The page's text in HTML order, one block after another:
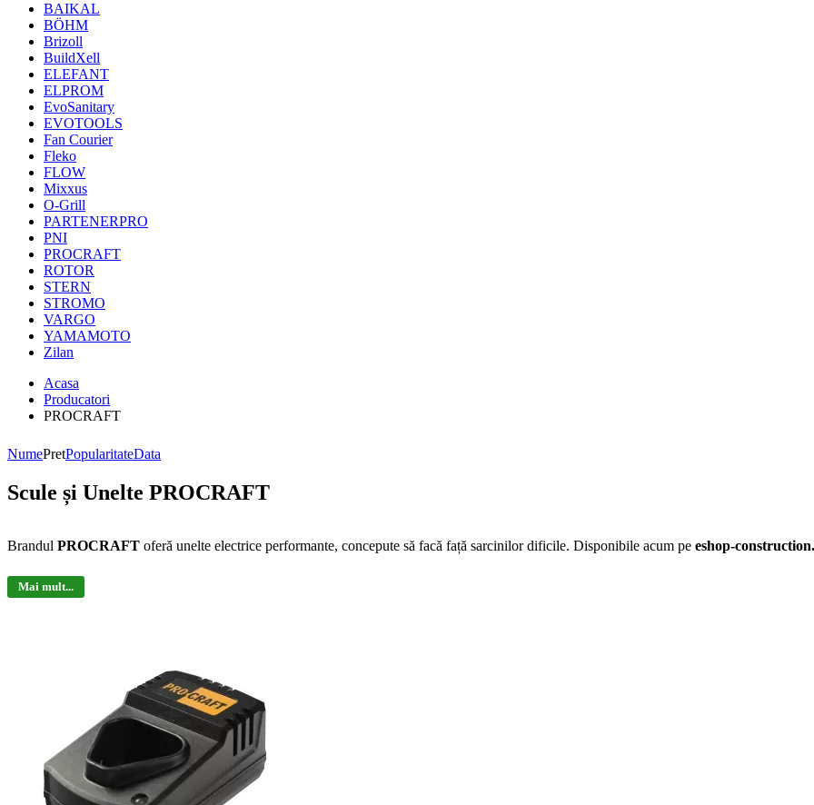
BAIKAL
BÖHM
Brizoll
BuildXell
ELEFANT
ELPROM
EvoSanitary
EVOTOOLS
Fan Courier
Fleko
FLOW
Mixxus
O-Grill
PARTENERPRO
PNI
PROCRAFT
ROTOR
STERN
STROMO
VARGO
YAMAMOTO
Zilan
Acasa
Producatori
PROCRAFT
NumePretPopularitateData
Scule și Unelte PROCRAFT
Brandul PROCRAFT oferă unelte electrice performante, concepute să facă față sarcinilor dificile. Disponibile acum pe eshop-
Mai mult...